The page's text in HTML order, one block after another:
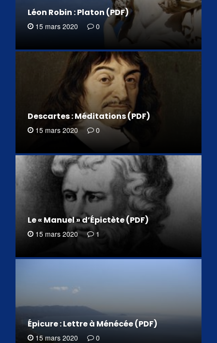
Léon Robin : Platon (PDF)
15 mars 2020 0
Descartes : Méditations (PDF)
15 mars 2020 0
Le « Manuel » d’Épictète (PDF)
15 mars 2020 1
Épicure : Lettre à Ménécée (PDF)
15 mars 2020 0